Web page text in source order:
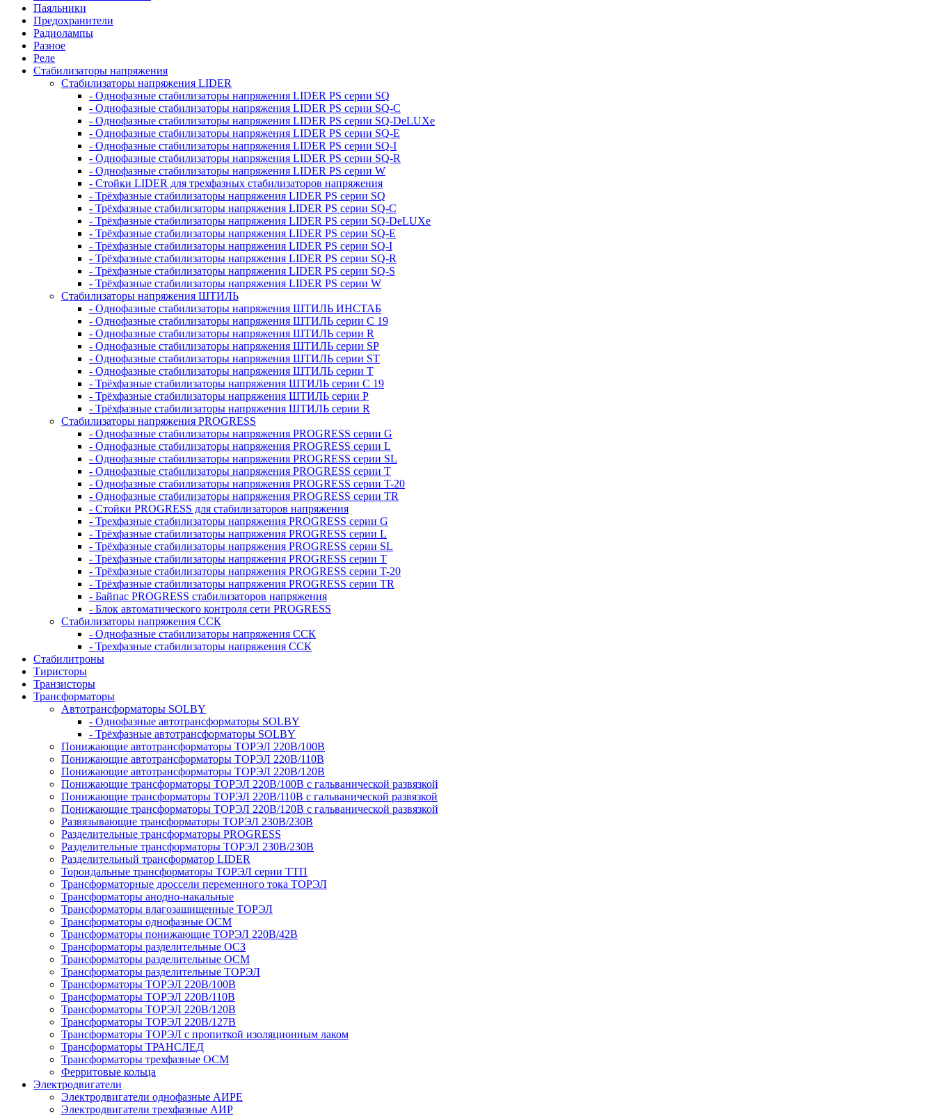
Паяльники
Предохранители
Радиолампы
Разное
Реле
Стабилизаторы напряжения
Стабилизаторы напряжения LIDER
- Однофазные стабилизаторы напряжения LIDER PS серии SQ
- Однофазные стабилизаторы напряжения LIDER PS серии SQ-C
- Однофазные стабилизаторы напряжения LIDER PS серии SQ-DeLUXe
- Однофазные стабилизаторы напряжения LIDER PS серии SQ-E
- Однофазные стабилизаторы напряжения LIDER PS серии SQ-I
- Однофазные стабилизаторы напряжения LIDER PS серии SQ-R
- Однофазные стабилизаторы напряжения LIDER PS серии W
- Стойки LIDER для трехфазных стабилизаторов напряжения
- Трёхфазные стабилизаторы напряжения LIDER PS серии SQ
- Трёхфазные стабилизаторы напряжения LIDER PS серии SQ-C
- Трёхфазные стабилизаторы напряжения LIDER PS серии SQ-DeLUXe
- Трёхфазные стабилизаторы напряжения LIDER PS серии SQ-E
- Трёхфазные стабилизаторы напряжения LIDER PS серии SQ-I
- Трёхфазные стабилизаторы напряжения LIDER PS серии SQ-R
- Трёхфазные стабилизаторы напряжения LIDER PS серии SQ-S
- Трёхфазные стабилизаторы напряжения LIDER PS серии W
Стабилизаторы напряжения ШТИЛЬ
- Однофазные стабилизаторы напряжения ШТИЛЬ ИНСТАБ
- Однофазные стабилизаторы напряжения ШТИЛЬ серии C 19
- Однофазные стабилизаторы напряжения ШТИЛЬ серии R
- Однофазные стабилизаторы напряжения ШТИЛЬ серии SP
- Однофазные стабилизаторы напряжения ШТИЛЬ серии ST
- Однофазные стабилизаторы напряжения ШТИЛЬ серии T
- Трёхфазные стабилизаторы напряжения ШТИЛЬ серии C 19
- Трёхфазные стабилизаторы напряжения ШТИЛЬ серии P
- Трёхфазные стабилизаторы напряжения ШТИЛЬ серии R
Стабилизаторы напряжения PROGRESS
- Однофазные стабилизаторы напряжения PROGRESS серии G
- Однофазные стабилизаторы напряжения PROGRESS серии L
- Однофазные стабилизаторы напряжения PROGRESS серии SL
- Однофазные стабилизаторы напряжения PROGRESS серии T
- Однофазные стабилизаторы напряжения PROGRESS серии T-20
- Однофазные стабилизаторы напряжения PROGRESS серии TR
- Стойки PROGRESS для стабилизаторов напряжения
- Трехфазные стабилизаторы напряжения PROGRESS серии G
- Трёхфазные стабилизаторы напряжения PROGRESS серии L
- Трёхфазные стабилизаторы напряжения PROGRESS серии SL
- Трёхфазные стабилизаторы напряжения PROGRESS серии T
- Трёхфазные стабилизаторы напряжения PROGRESS серии T-20
- Трёхфазные стабилизаторы напряжения PROGRESS серии TR
- Байпас PROGRESS стабилизаторов напряжения
- Блок автоматического контроля сети PROGRESS
Стабилизаторы напряжения ССК
- Однофазные стабилизаторы напряжения ССК
- Трехфазные стабилизаторы напряжения ССК
Стабилитроны
Тиристоры
Транзисторы
Трансформаторы
Автотрансформаторы SOLBY
- Однофазные автотрансформаторы SOLBY
- Трёхфазные автотрансформаторы SOLBY
Понижающие автотрансформаторы ТОРЭЛ 220В/100В
Понижающие автотрансформаторы ТОРЭЛ 220В/110В
Понижающие автотрансформаторы ТОРЭЛ 220В/120В
Понижающие трансформаторы ТОРЭЛ 220В/100В с гальванической развязкой
Понижающие трансформаторы ТОРЭЛ 220В/110В с гальванической развязкой
Понижающие трансформаторы ТОРЭЛ 220В/120В с гальванической развязкой
Развязывающие трансформаторы ТОРЭЛ 230В/230В
Разделительные трансформаторы PROGRESS
Разделительные трансформаторы ТОРЭЛ 230В/230В
Разделительный трансформатор LIDER
Тороидальные трансформаторы ТОРЭЛ серии ТТП
Трансформаторные дроссели переменного тока ТОРЭЛ
Трансформаторы анодно-накальные
Трансформаторы влагозащищенные ТОРЭЛ
Трансформаторы однофазные ОСМ
Трансформаторы понижающие ТОРЭЛ 220В/42В
Трансформаторы разделительные ОСЗ
Трансформаторы разделительные ОСМ
Трансформаторы разделительные ТОРЭЛ
Трансформаторы ТОРЭЛ 220В/100В
Трансформаторы ТОРЭЛ 220В/110В
Трансформаторы ТОРЭЛ 220В/120В
Трансформаторы ТОРЭЛ 220В/127В
Трансформаторы ТОРЭЛ с пропиткой изоляционным лаком
Трансформаторы ТРАНСЛЕД
Трансформаторы трехфазные ОСМ
Ферритовые кольца
Электродвигатели
Электродвигатели однофазные АИРЕ
Электродвигатели трехфазные АИР